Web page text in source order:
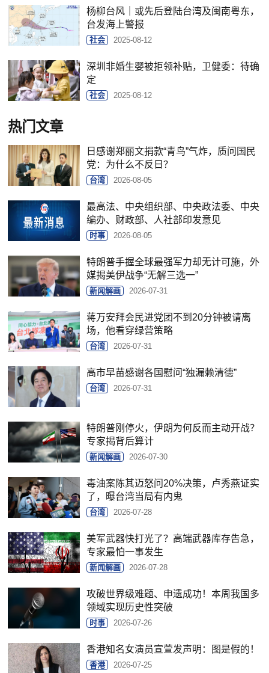
杨柳台风｜或先后登陆台湾及闽南粤东，
台发海上警报
社会 2025-08-12
深圳非婚生婴被拒领补贴，卫健委：待确
定
社会 2025-08-12
热门文章
日感谢郑丽文捐款“青鸟”气炸，质问国民
党：为什么不反日？
台湾 2026-08-05
最高法、中央组织部、中央政法委、中央
编办、财政部、人社部印发意见
时事 2026-08-05
特朗普手握全球最强军力却无计可施，外
媒揭美伊战争“无解三选一”
新闻解画 2026-07-31
蒋万安拜会民进党团不到20分钟被请离
场，他看穿绿营策略
台湾 2026-07-31
高市早苗感谢各国慰问“独漏赖清德”
台湾 2026-07-31
特朗普刚停火，伊朗为何反而主动开战？
专家揭背后算计
新闻解画 2026-07-30
毒油案陈其迈怒问20%决策，卢秀燕证实
了，曝台湾当局有内鬼
台湾 2026-07-28
美军武器快打光了？高端武器库存告急，
专家最怕一事发生
新闻解画 2026-07-28
攻破世界级难题、申遗成功！本周我国多
领域实现历史性突破
时事 2026-07-26
香港知名女演员宣萱发声明：图是假的！
香港 2026-07-25